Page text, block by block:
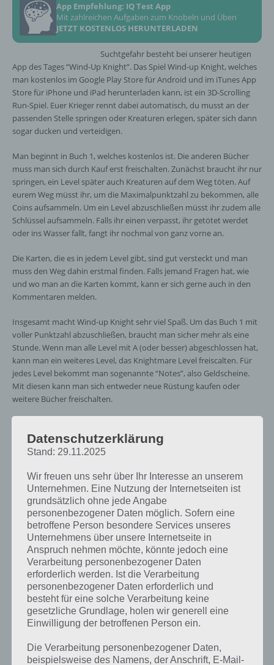
App Empfehlung: IQ Test App
Mit zahlreichen Aufgaben zum Knobeln und Üben
JETZT KOSTENLOS HERUNTERLADEN
Suchtgefahr besteht bei unserer heutigen
App des Tages “Wind-Up Knight”. Das Spiel Wind-up Knight, welches
man kostenlos im Google Play Store für Android und im iTunes App
Store für iPhone und iPad herunterladen kann, ist ein 3D-Scrolling
Run-Spiel. Euer Krieger rennt dabei automatisch, du musst an der
passenden Stelle springen oder Kreaturen erlegen, später sich dann
sogar ducken und verteidigen.
Man beginnt in Buch 1, welches kostenlos ist. Die anderen Bücher
muss man sich durch Kauf erst freischalten. Zunächst braucht ihr nur
springen, ein Level später auch Kreaturen auf dem Weg töten. Auf
eurem Weg müsst ihr, um die Maximalpunktzahl zu bekommen, alle
Coins aufsammeln. Um ein Level abzuschließen müsst ihr zudem alle
Schlüssel aufsammeln. Falls ihr einen verpasst, ihr getötet werdet
oder ins Wasser fallt, fangt ihr nochmal von ganz vorne an.
Die Karten, die es in jedem Level gibt, sind gut versteckt und man
muss den Weg dahin erstmal finden. Falls jemand Fragen hat, wie
und wo man an die Karten kommt, kann er sich gerne auch in den
Kommentaren melden.
Insgesamt macht Wind-up Knight sehr viel Spaß. Um das Buch 1 mit
voller Punktzahl abzuschließen, braucht man sicher mehr als eine
Stunde. Wenn man alle Level mit A (oder besser) abgeschlossen hat,
kann man ein weiteres Level, das Knightmare Level freiscalten. Für
jedes Level bekommt man sogenannte “Notes”, also Geldscheine.
Mit diesen kann man sich entweder neue Rüstung kaufen oder
weitere Bücher freischalten.
Daher sollte man die Notes nicht für Rüstung etc ausgeben, sondern
um weitere Bücher freizuschalten. 1200 Notes braucht man für Buch
2. Andernfalls kann man auch gegen 1,99 US-Dollar dieses Buch
freischalten.
Datenschutzerklärung
Stand: 29.11.2025
Wir freuen uns sehr über Ihr Interesse an unserem
Unternehmen. Eine Nutzung der Internetseiten ist
grundsätzlich ohne jede Angabe
personenbezogener Daten möglich. Sofern eine
betroffene Person besondere Services unseres
Unternehmens über unsere Internetseite in
Anspruch nehmen möchte, könnte jedoch eine
Verarbeitung personenbezogener Daten
erforderlich werden. Ist die Verarbeitung
personenbezogener Daten erforderlich und
besteht für eine solche Verarbeitung keine
gesetzliche Grundlage, holen wir generell eine
Einwilligung der betroffenen Person ein.
Die Verarbeitung personenbezogener Daten,
beispielsweise des Namens, der Anschrift, E-Mail-